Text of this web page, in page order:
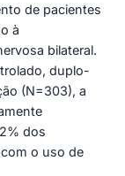
de pacientes
à
bilateral.
duplo-
(N=303), a
dos
o uso de